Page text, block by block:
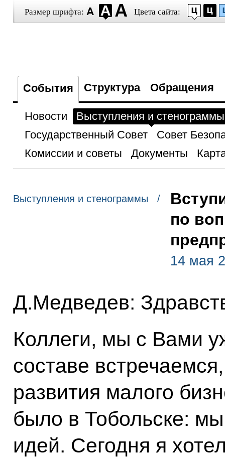
Размер шрифта: Цвета сайта:
События Структура Обращения
Новости
Выступления и стенограммы
Государственный Совет
Совет
Комиссии и советы
Документы
Выступления и стенограммы /
по
14 мая
Д.Медведев:
Коллеги, мы с Вами
составе
развития малого
было в Тобольске:
идей. Сегодня я